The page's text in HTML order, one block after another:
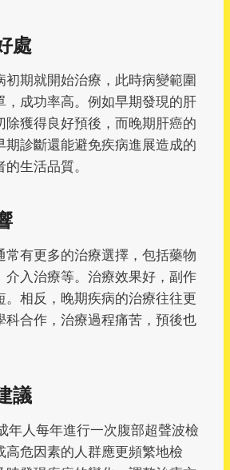
處
初期就開始治療，此時病變範圍
，成功率高。例如早期發現的肝
除獲得良好預後，而晚期肝癌的
期診斷還能避免疾病進展造成的
生活品質。
常有更多的治療選擇，包括藥物
介入治療等。治療效果好，副作
。相反，晚期疾病的治療往往更
科合作，治療過程痛苦，預後也
議
年人每年進行一次腹部超聲波檢
高危因素的人群應更頻繁地檢